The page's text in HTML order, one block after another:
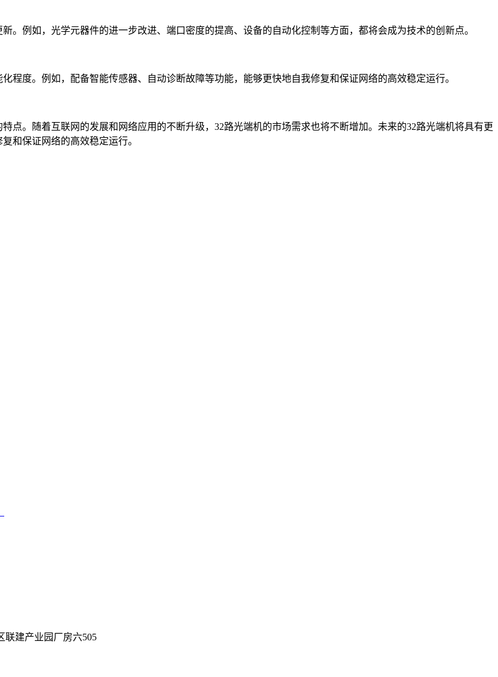
。例如，光学元器件的进一步改进、端口密度的提高、设备的自动化控制等方面，都将会成为技术的创新点。
程度。例如，配备智能传感器、自动诊断故障等功能，能够更快地自我修复和保证网络的高效稳定运行。
点。随着互联网的发展和网络应用的不断升级，32路光端机的市场需求也将不断增加。未来的32路光端机将具有更
和保证网络的高效稳定运行。
联建产业园厂房六505